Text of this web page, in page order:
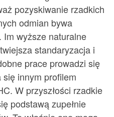
pozyskiwanie rzadkich
odmian bywa
Im wyższe naturalne
standaryzacja i
prace prowadzi się
innym profilem
W przyszłości rzadkie
podstawą zupełnie